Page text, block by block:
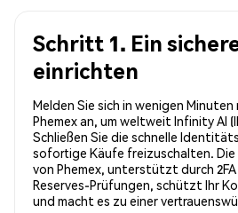
Schritt 1. Ein
einrichten
Melden Sie sich in wenigen Minuten
Phemex an, um weltweit Infinity AI
Schließen Sie die schnelle
sofortige Käufe freizuschalten. Die
von Phemex, unterstützt durch
Reserves-Prüfungen, schützt Ihr
und macht es zu einer